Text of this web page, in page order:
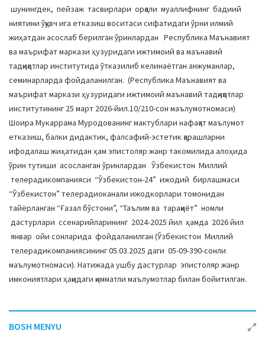
шунингдек, пейзаж тасвирлари орқали муаллифнинг бадиий
ниятини ўқувч ига етказиш воситаси сифатидаги ўрни илмий
жиҳатдан асослаб берилган ўринлардан Республика Маънавият
ва маърифат маркази ҳузуридаги ижтимоий ва маънавий
тадқиқотлар институтида ўтказилиб келинаётган анжуманлар,
семинарларда фойдаланилган. (Республика Маънавият ва
маърифат маркази ҳузуридаги ижтимоий маънавий тадқиқотлар
институтининг 25 март 2026-йил.10/210-сон маълумотномаси)
Шоира Мукаррама Муродованинг мактублари нафақат маълумот
етказиш, балки дидактик, фалсафий-эстетик қарашларни
ифодалаш жиҳатидан ҳам эпистоляр жанр такомилида алоҳида
ўрин тутиши асосланган ўринлардан Ўзбекистон Миллий
телерадикомпанияси “Ўзбекистон-24” ижодий бирлашмаси
“Ўзбекистон” телерадиоканали ижодкорлари томонидан
тайёрланган “Ғазал бўстони”, “Таълим ва тараққиёт” номли
дастурлари ссенарийларининг 2024-2025 йил ҳамда 2026 йил
январ ойи сонларида фойдаланилган (Ўзбекистон Миллий
телерадикомпаниясининг 05.03.2025 даги 05-09-390-сонли
маълумотномаси). Натижада ушбу дастурлар эпистоляр жанр
имкониятлари ҳақидаги қимматли маълумотлар билан бойитилган.
BOSH MENYU